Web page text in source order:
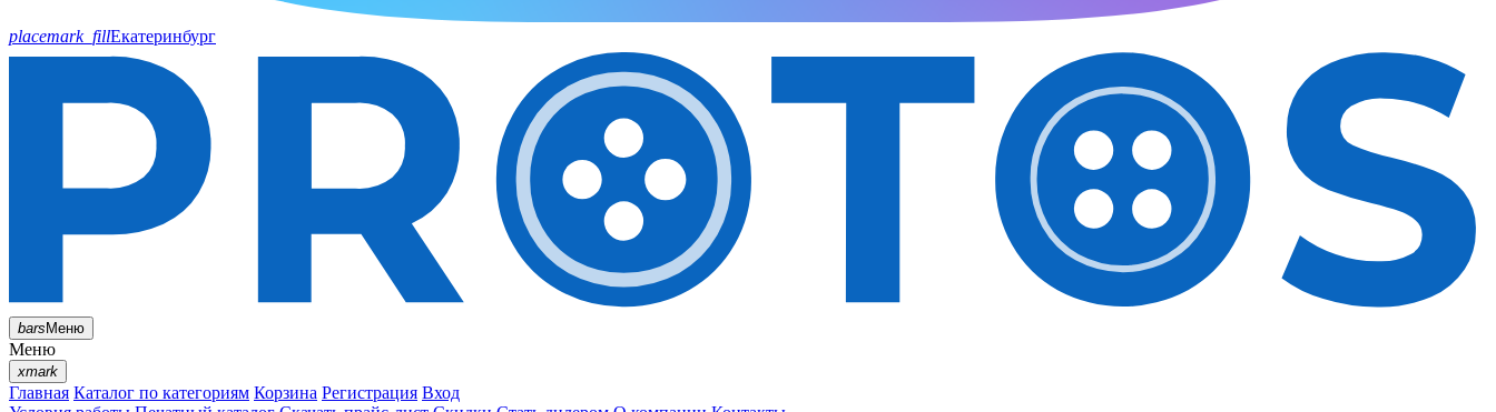
placemark_fillЕкатеринбург
barsМеню
Меню
xmark
Главная Каталог по категориям Корзина Регистрация Вход